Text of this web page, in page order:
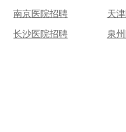
南京医院招聘
天
长沙医院招聘 泉